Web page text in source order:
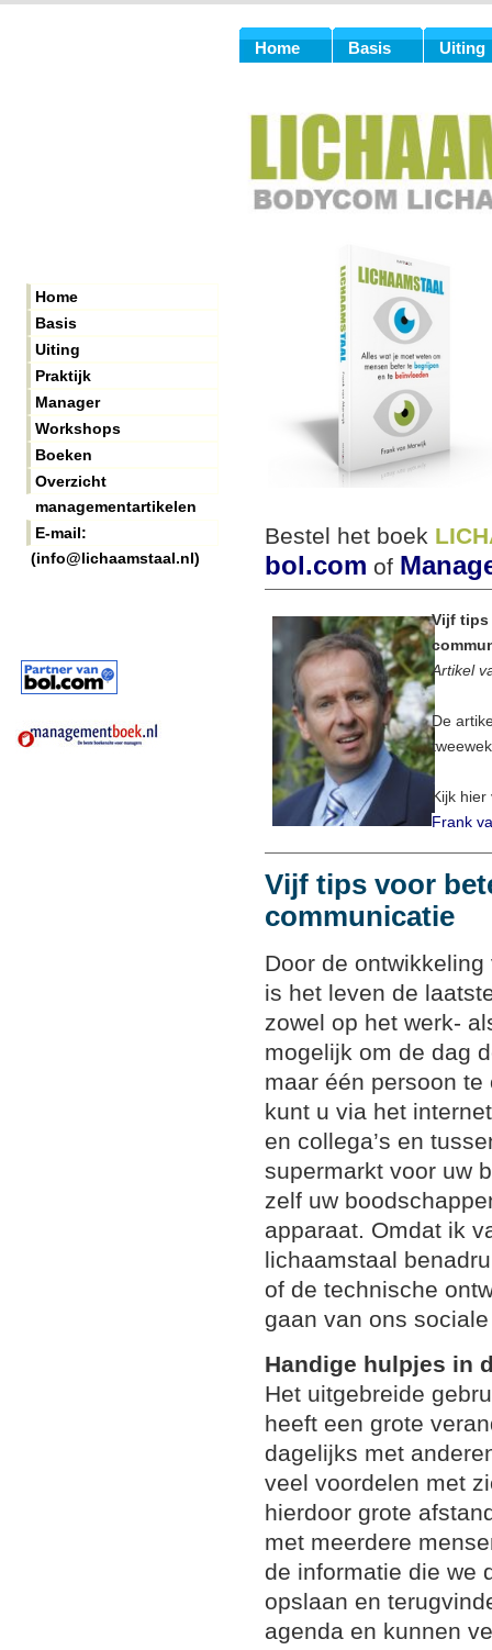
Home Basis Uiting
Home
Basis
Uiting
Praktijk
Manager
Workshops
Boeken
Overzicht
managementartikelen
E-mail:
(info@lichaamstaal.nl)
Bestel het boek
bol.com of
Vijf tips
Artikel
De
Kijk
Frank
Vijf tips voor
communicatie
Door de
is het leven de
zowel op het werk-
mogelijk om de dag
maar één persoon
kunt u via het
en collega’s en
supermarkt voor uw
zelf uw
apparaat. Omdat ik
lichaamstaal
of de technische
gaan van ons
Handige hulpjes in
Het uitgebreide
heeft een grote
dagelijks met
veel voordelen met
hierdoor grote
met meerdere
de informatie die we
opslaan en
agenda en kunnen